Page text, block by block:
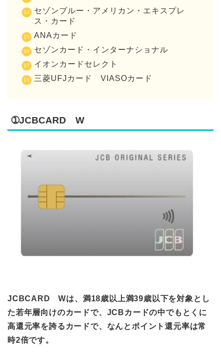
セゾンブルー・アメリカン・エキスプレ
ス・カード
ANAカード
セゾンカード・インターナショナル
イオンカードセレクト
三菱UFJカード VIASOカード
➀JCBCARD W
JCBCARD Wは、満18歳以上満39歳以下を対象とし
た若年層向けのカードで、JCBカードの中でもとくに
高還元率を誇るカードで、なんとポイント還元率は常
時2倍です。